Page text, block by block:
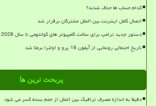
کدام حساب ها حذف شدند؟
اتصال کامل اینترنت بین الملل مشترکان برقرار شد
دستور جدید ترامپ برای ساخت کامپیوتر های کوانتومی تا سال 2028
تاریخ احتمالی رونمایی از آیفون 18 پرو و اولترا برملا شد
پربحث ترین ها
دقیقا به اندازه مصرف ترافیک بین الملل از حجم بسته کسر می شود